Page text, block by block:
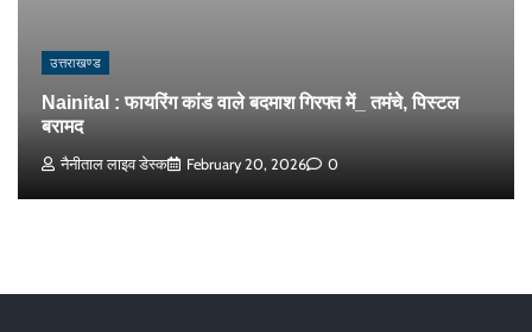
उत्तराखण्ड
Nainital : फायरिंग कांड वाले बदमाश गिरफ्त में_ तमंचे, पिस्टल
बरामद
नैनीताल लाइव डेस्क February 20, 2026 0